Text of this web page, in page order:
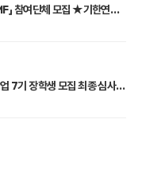
[모집] 제8회 전국 발달장애인 음악축제 「GMF」 참여단체 모집 ★기한연장★
[발표] 2024년 문화예술 차세대 인재양성사업 7기 장학생 모집 최종 심사결과